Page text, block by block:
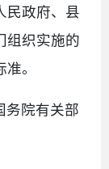
民政府、县
组织实施的
。
务院有关部